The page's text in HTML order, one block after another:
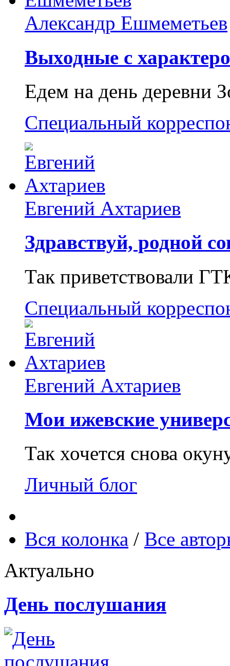
Александр Ешмеметьев
Выходные с
Едем на день деревни
Специальный
Евгений Ахтариев
Здравствуй, родной
Так приветствовали
Специальный
Евгений Ахтариев
Мои ижевские
Так хочется снова
Личный блог
Вся колонка / Все
Актуально
День послушания